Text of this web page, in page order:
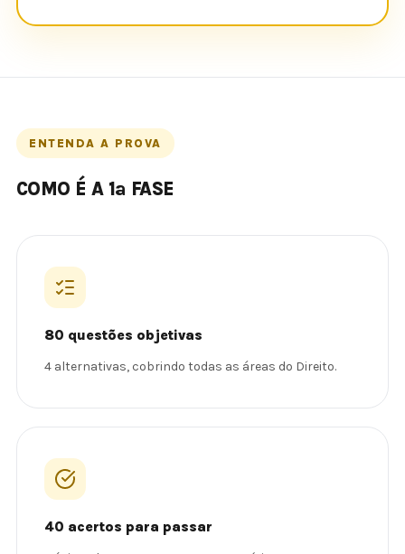
ENTENDA A PROVA
COMO É A 1ª FASE
80 questões objetivas
4 alternativas, cobrindo todas as áreas do Direito.
40 acertos para passar